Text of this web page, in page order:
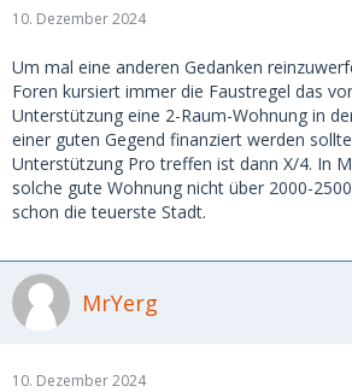
10. Dezember 2024
Um mal eine anderen Gedanken
Foren kursiert immer die Faustregel das
Unterstützung eine 2-Raum-Wohnung in
einer guten Gegend finanziert werden
Unterstützung Pro treffen ist dann X/4. In
solche gute Wohnung nicht über 2000-
schon die teuerste Stadt.
MrYerg
10. Dezember 2024